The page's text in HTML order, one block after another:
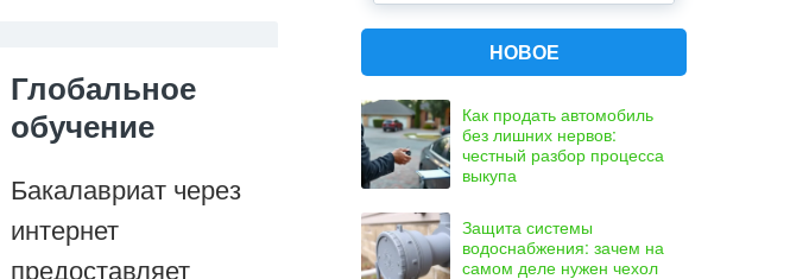
Глобальное
обучение
Бакалавриат через
интернет
предоставляет
НОВОЕ
Как продать автомобиль
без лишних нервов:
честный разбор процесса
выкупа
Защита системы
водоснабжения: зачем на
самом деле нужен чехол